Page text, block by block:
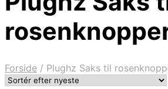
Forside / Plughz Saks til